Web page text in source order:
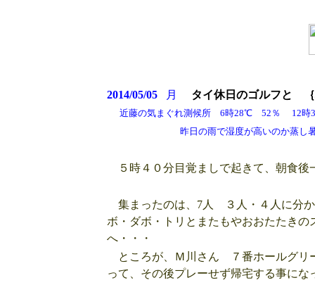
2014/05/05月 タイ休日のゴルフと
近藤の気まぐれ測候所 6時28℃ 52％
昨日の雨で湿度が高いのか蒸し暑
５時４０分目覚ましで起きて、朝食後
集まったのは、7人 ３人・４人に分
ボ・ダボ・トリとまたもやおおたたき
へ・・・
ところが、Ｍ川さん ７番ホールグリ
って、その後プレーせず帰宅する事にな